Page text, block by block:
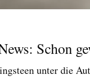
Schon
unter die